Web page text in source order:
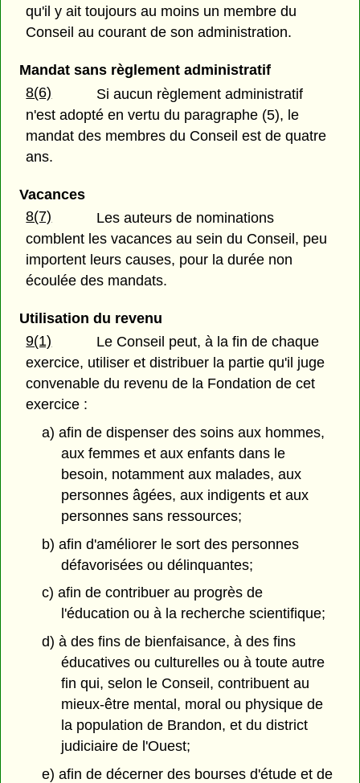
qu'il y ait toujours au moins un membre du
Conseil au courant de son administration.
Mandat sans règlement administratif
8(6)
Si aucun règlement administratif
n'est adopté en vertu du paragraphe (5), le
mandat des membres du Conseil est de quatre
ans.
Vacances
8(7)
Les auteurs de nominations
comblent les vacances au sein du Conseil, peu
importent leurs causes, pour la durée non
écoulée des mandats.
Utilisation du revenu
9(1)
Le Conseil peut, à la fin de chaque
exercice, utiliser et distribuer la partie qu'il juge
convenable du revenu de la Fondation de cet
exercice :
a) afin de dispenser des soins aux hommes,
aux femmes et aux enfants dans le
besoin, notamment aux malades, aux
personnes âgées, aux indigents et aux
personnes sans ressources;
b) afin d'améliorer le sort des personnes
défavorisées ou délinquantes;
c) afin de contribuer au progrès de
l'éducation ou à la recherche scientifique;
d) à des fins de bienfaisance, à des fins
éducatives ou culturelles ou à toute autre
fin qui, selon le Conseil, contribuent au
mieux-être mental, moral ou physique de
la population de Brandon, et du district
judiciaire de l'Ouest;
e) afin de décerner des bourses d'étude et de